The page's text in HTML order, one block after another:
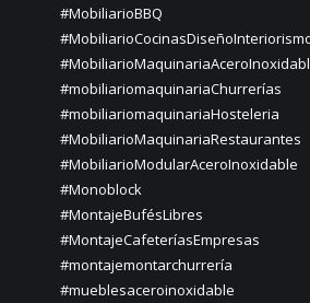
#MobiliarioBBQ
#mobiliariomaquinariaChurrerías
#mobiliariomaquinariaHosteleria
#MobiliarioMaquinariaRestaurantes
#MobiliarioModularAceroInoxidable
#Monoblock
#MontajeBufésLibres
#MontajeCafeteríasEmpresas
#montajemontarchurrería
#mueblesaceroinoxidable